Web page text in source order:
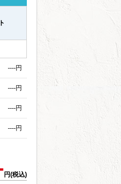
----円
----円
----円
----円
円(税込)